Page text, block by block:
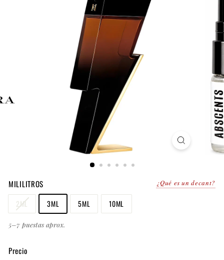
MILILITROS ¿Qué es un decant?
2ML 3ML 5ML 10ML
5–7 puestas aprox.
Precio